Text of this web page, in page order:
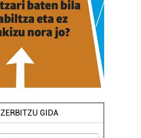
ZERBITZU GIDA